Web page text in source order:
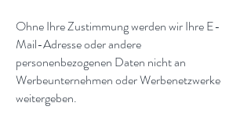
Ohne Ihre Zustimmung werden wir Ihre E-
Mail-Adresse oder andere
personenbezogenen Daten nicht an
Werbeunternehmen oder Werbenetzwerke
weitergeben.